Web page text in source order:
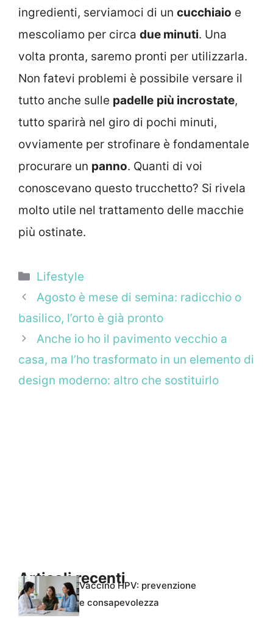
ingredienti, serviamoci di un cucchiaio e
mescoliamo per circa due minuti. Una
volta pronta, saremo pronti per utilizzarla.
Non fatevi problemi è possibile versare il
tutto anche sulle padelle più incrostate,
tutto sparirà nel giro di pochi minuti,
ovviamente per strofinare è fondamentale
procurare un panno. Quanti di voi
conoscevano questo trucchetto? Si rivela
molto utile nel trattamento delle macchie
più ostinate.
Categorie
Lifestyle
Agosto è mese di semina: radicchio o
basilico, l’orto è già pronto
Anche io ho il pavimento vecchio a
casa, ma l’ho trasformato in un elemento di
design moderno: altro che sostituirlo
Articoli recentiVaccino HPV: prevenzione
e consapevolezza